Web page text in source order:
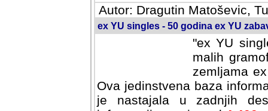
Autor: Dragutin Matoševic,
ex YU singles - 50 godina ex YU
"ex YU
malih
zemljama
Ova jedinstvena baza
je nastajala u zadnjih